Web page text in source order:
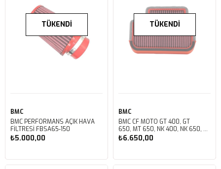
TÜKENDI
BMC
BMC PERFORMANS AÇIK HAVA
FİLTRESİ FBSA65-150
₺5.000,00
TÜKENDI
BMC
BMC CF MOTO GT 400, GT
650, MT 650, NK 400, NK 650, TR
650 KUTU İÇİ PERFORMANS
HAVA FİLTRESİ FM01093
₺6.650,00